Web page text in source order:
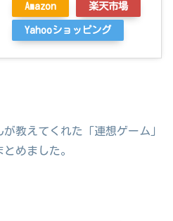
Amazon 楽天市場
Yahooショッピング
教えてくれた「連想ゲーム」
めました。